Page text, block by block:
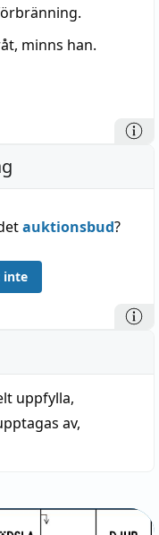
minns han.
auktionsbud?
inte
uppfylla,
av,